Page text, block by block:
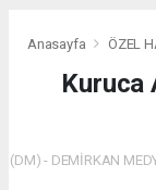
Anasayfa ÖZEL
Kuruca
(DM) - DEMİRKAN